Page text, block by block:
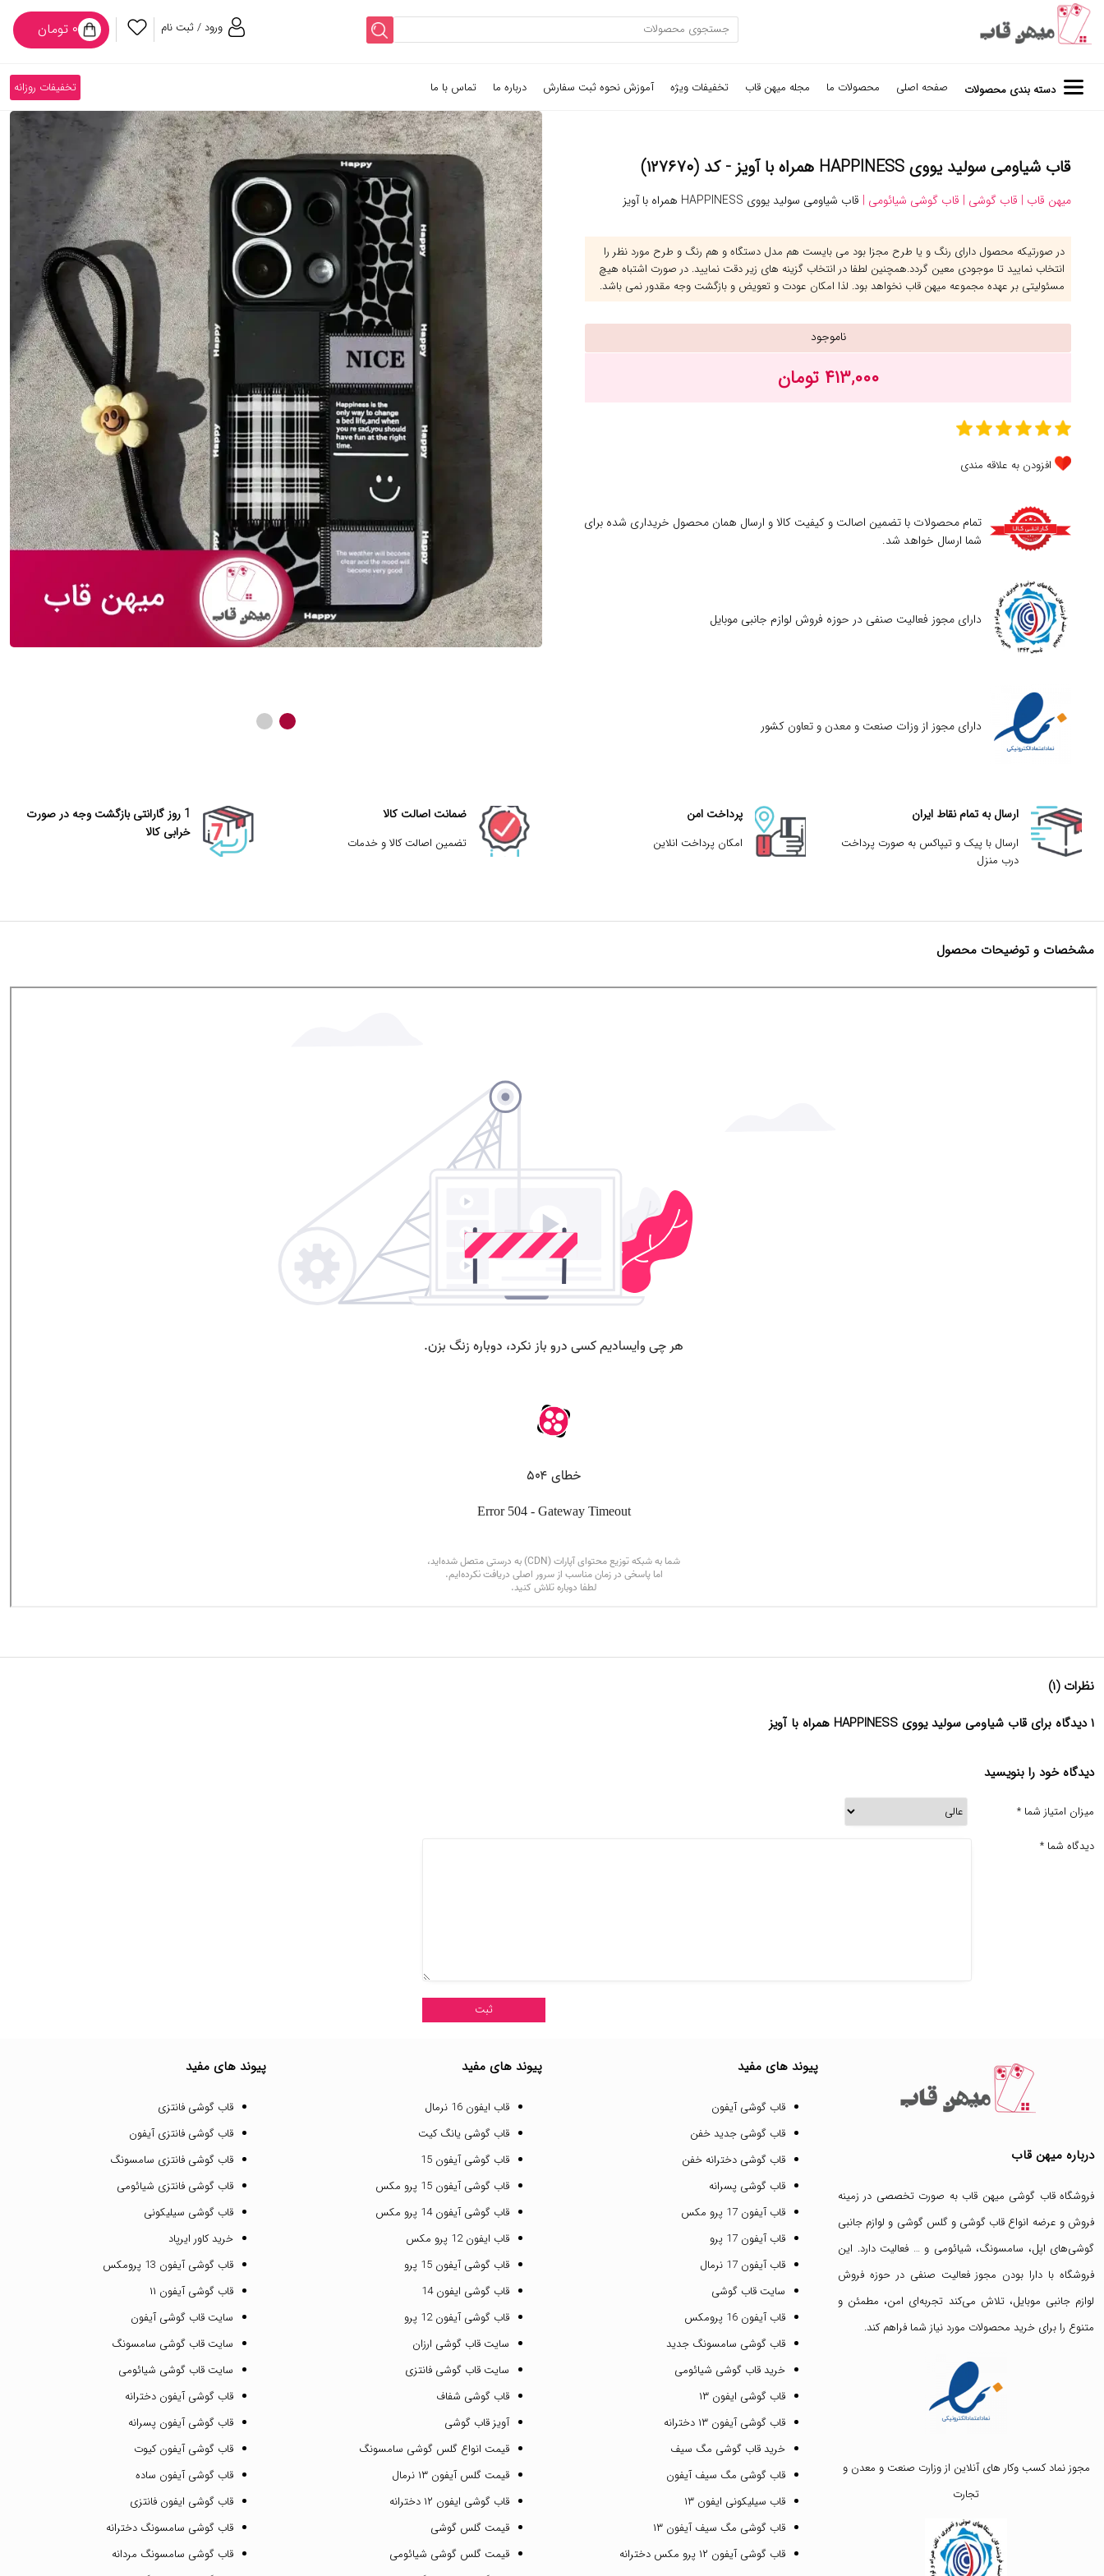
ورود / ثبت نام ۰ تومان
دسته بندی محصولات صفحه اصلی محصولات ما مجله میهن قاب تخفیفات ویژه آموزش نحوه ثبت سفارش درباره ما تماس با ما تخفیفات روزانه
قاب شیاومی سولید یووی HAPPINESS همراه با آویز - کد (۱۲۷۶۷۰)
میهن قاب | قاب گوشی | قاب گوشی شیائومی | قاب شیاومی سولید یووی HAPPINESS همراه با آویز
در صورتیکه محصول دارای رنگ و یا طرح مجزا بود می بایست هم مدل دستگاه و هم رنگ و طرح مورد نظر را
انتخاب نمایید تا موجودی معین گردد.همچنین لطفا در انتخاب گزینه های زیر دقت نمایید. در صورت اشتباه هیچ
مسئولیتی بر عهده مجموعه میهن قاب نخواهد بود. لذا امکان عودت و تعویض و بازگشت وجه مقدور نمی باشد.
ناموجود
۴۱۳,۰۰۰ تومان
افزودن به علاقه مندی
تمام محصولات با تضمین اصالت و کیفیت کالا و ارسال همان محصول خریداری شده برای
شما ارسال خواهد شد.
دارای مجوز فعالیت صنفی در حوزه فروش لوازم جانبی موبایل
دارای مجوز از وزات صنعت و معدن و تعاون کشور
ارسال به تمام نقاط ایران
ارسال با پیک و تیپاکس به صورت پرداخت
درب منزل
پرداخت امن
امکان پرداخت انلاین
ضمانت اصالت کالا
تضمین اصالت کالا و خدمات
1 روز گارانتی بازگشت وجه در صورت
خرابی کالا
مشخصات و توضیحات محصول
نظرات (۱)
۱ دیدگاه برای قاب شیاومی سولید یووی HAPPINESS همراه با آویز
دیدگاه خود را بنویسید
میزان امتیاز شما *
دیدگاه شما *
درباره میهن قاب
فروشگاه قاب گوشی میهن قاب به صورت تخصصی در زمینه
فروش و عرضه انواع قاب گوشی وگلس گوشی و لوازم جانبی
گوشی‌های اپل، سامسونگ، شیائومی و … فعالیت دارد. این
فروشگاه با دارا بودن مجوز فعالیت صنفی در حوزه فروش
لوازم جانبی موبایل، تلاش می‌کند تجربه‌ای امن، مطمئن و
متنوع را برای خرید محصولات مورد نیاز شما فراهم کند.
مجوز نماد کسب وکار های آنلاین از وزارت صنعت و معدن و
تجارت
پیوند های مفید
قاب گوشی آیفون
قاب گوشی جدید خفن
قاب گوشی دخترانه خفن
قاب گوشی پسرانه
قاب آیفون 17 پرو مکس
قاب آیفون 17 پرو
قاب آیفون 17 نرمال
سایت قاب گوشی
قاب آیفون 16 پرومکس
قاب گوشی سامسونگ جدید
خرید قاب گوشی شیائومی
قاب گوشی ایفون ۱۳
قاب گوشی آیفون ۱۳ دخترانه
خرید قاب گوشی مگ سیف
قاب گوشی مگ سیف آیفون
قاب سیلیکونی ایفون ۱۳
قاب گوشی مگ سیف آیفون ۱۳
قاب گوشی آیفون ۱۲ پرو مکس دخترانه
پیوند های مفید
قاب ایفون 16 نرمال
قاب گوشی یانگ کیت
قاب گوشی آیفون 15
قاب گوشی آیفون 15 پرو مکس
قاب گوشی آیفون 14 پرو مکس
قاب ایفون 12 پرو مکس
قاب گوشی آیفون 15 پرو
قاب گوشی ایفون 14
قاب گوشی آیفون 12 پرو
سایت قاب گوشی ارزان
سایت قاب گوشی فانتزی
قاب گوشی شفاف
آویز قاب گوشی
قیمت انواع گلس گوشی سامسونگ
قیمت گلس آیفون ۱۳ نرمال
قاب گوشی ایفون ۱۲ دخترانه
قیمت گلس گوشی
قیمت گلس گوشی شیائومی
پیوند های مفید
قاب گوشی فانتزی
قاب گوشی فانتزی آیفون
قاب گوشی فانتزی سامسونگ
قاب گوشی فانتزی شیائومی
قاب گوشی سیلیکونی
خرید کاور ایرپاد
قاب گوشی آیفون 13 پرومکس
قاب گوشی آیفون ۱۱
سایت قاب گوشی آیفون
سایت قاب گوشی سامسونگ
سایت قاب گوشی شیائومی
قاب گوشی آیفون دخترانه
قاب گوشی آیفون پسرانه
قاب گوشی آیفون کیوت
قاب گوشی آیفون ساده
قاب گوشی ایفون فانتزی
قاب گوشی سامسونگ دخترانه
قاب گوشی سامسونگ مردانه